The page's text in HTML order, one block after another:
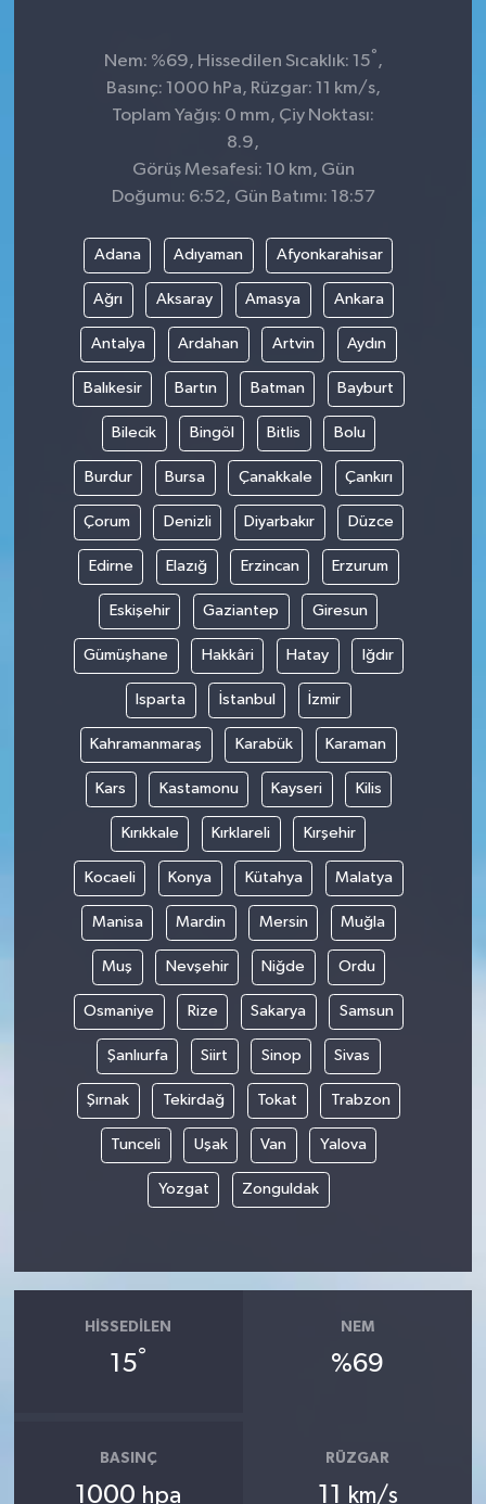
Nem: %69, Hissedilen Sıcaklık: 15° ,
Basınç: 1000 hPa, Rüzgar: 11 km/s,
Toplam Yağış: 0 mm, Çiy Noktası:
8.9,
Görüş Mesafesi: 10 km, Gün
Doğumu: 6:52, Gün Batımı: 18:57
Adana Adıyaman Afyonkarahisar
Ağrı Aksaray Amasya Ankara
Antalya Ardahan Artvin Aydın
Balıkesir Bartın Batman Bayburt
Bilecik Bingöl Bitlis Bolu
Burdur Bursa Çanakkale Çankırı
Çorum Denizli Diyarbakır Düzce
Edirne Elazığ Erzincan Erzurum
Eskişehir Gaziantep Giresun
Gümüşhane Hakkâri Hatay Iğdır
Isparta İstanbul İzmir
Kahramanmaraş Karabük Karaman
Kars Kastamonu Kayseri Kilis
Kırıkkale Kırklareli Kırşehir
Kocaeli Konya Kütahya Malatya
Manisa Mardin Mersin Muğla
Muş Nevşehir Niğde Ordu
Osmaniye Rize Sakarya Samsun
Şanlıurfa Siirt Sinop Sivas
Şırnak Tekirdağ Tokat Trabzon
Tunceli Uşak Van Yalova
Yozgat Zonguldak
HISSEDILEN
15°
NEM
%69
BASINÇ
1000 hpa
RÜZGAR
11 km/s